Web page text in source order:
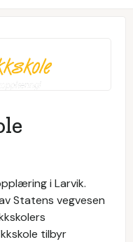
i Larvik.
Statens vegvesen
tilbyr